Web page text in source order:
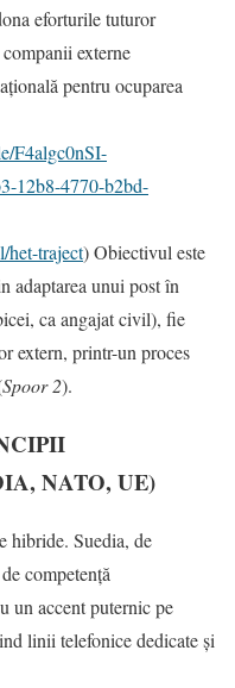
eforturile tuturor
externe
pentru ocuparea
F4algc0nSI-
12b8-4770-b2bd-
het-traject) Obiectivul este
adaptarea unui post în
ca angajat civil), fie
extern, printr-un proces
Spoor 2).
NATO, UE)
hibride. Suedia, de
competență
un accent puternic pe
linii telefonice dedicate și